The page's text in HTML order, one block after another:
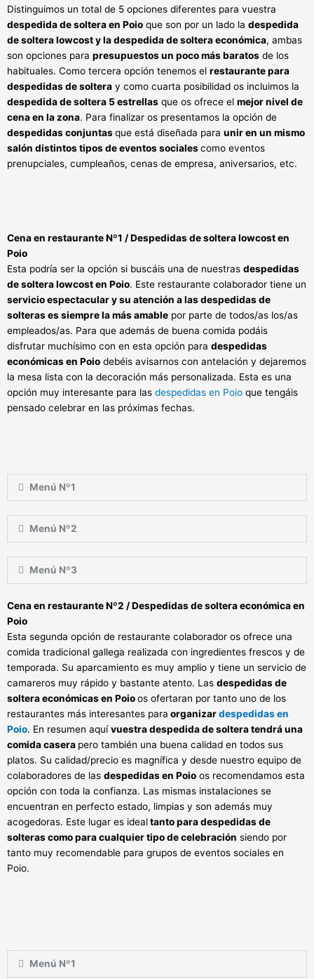
Distinguimos un total de 5 opciones diferentes para vuestra
despedida de soltera en Poio que son por un lado la despedida
de soltera lowcost y la despedida de soltera económica, ambas
son opciones para presupuestos un poco más baratos de los
habituales. Como tercera opción tenemos el restaurante para
despedidas de soltera y como cuarta posibilidad os incluimos la
despedida de soltera 5 estrellas que os ofrece el mejor nivel de
cena en la zona. Para finalizar os presentamos la opción de
despedidas conjuntasque está diseñada para unir en un mismo
salón distintos tipos de eventos socialescomo eventos
prenupciales, cumpleaños, cenas de empresa, aniversarios, etc.
Cena en restaurante Nº1 / Despedidas de soltera lowcost en
Poio
Esta podría ser la opción si buscáis una de nuestras despedidas
de soltera lowcost en Poio. Este restaurante colaborador tiene un
servicio espectacular y su atención a las despedidas de
solteras es siempre la más amable por parte de todos/as los/as
empleados/as. Para que además de buena comida podáis
disfrutar muchísimo con en esta opción para despedidas
económicas en Poio debéis avisarnos con antelación y dejaremos
la mesa lista con la decoración más personalizada. Esta es una
opción muy interesante para las despedidas en Poio que tengáis
pensado celebrar en las próximas fechas.
Menú Nº1
Menú Nº2
Menú Nº3
Cena en restaurante Nº2 / Despedidas de soltera económica en
Poio
Esta segunda opción de restaurante colaborador os ofrece una
comida tradicional gallega realizada con ingredientes frescos y de
temporada. Su aparcamiento es muy amplio y tiene un servicio de
camareros muy rápido y bastante atento. Las despedidas de
soltera económicas en Poioos ofertaran por tanto uno de los
restaurantes más interesantes para organizardespedidas en
Poio. En resumen aquívuestra despedida de soltera tendrá una
comida casera pero también una buena calidad en todos sus
platos. Su calidad/precio es magnífica y desde nuestro equipo de
colaboradores de las despedidas en Poio os recomendamos esta
opción con toda la confianza. Las mismas instalaciones se
encuentran en perfecto estado, limpias y son además muy
acogedoras. Este lugar es idealtanto para despedidas de
solteras como para cualquier tipo de celebración siendo por
tanto muy recomendable para grupos de eventos sociales en
Poio.
Menú Nº1